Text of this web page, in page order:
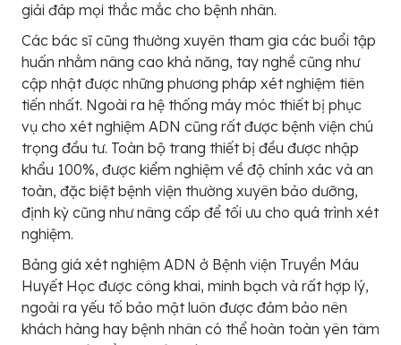
giải đáp mọi thắc mắc cho bệnh nhân.
Các bác sĩ cũng thường xuyên tham gia các buổi tập
huấn nhằm nâng cao khả năng, tay nghề cũng như
cập nhật được những phương pháp xét nghiệm tiên
tiến nhất. Ngoài ra hệ thống máy móc thiết bị phục
vụ cho xét nghiệm ADN cũng rất được bệnh viện chú
trọng đầu tư. Toàn bộ trang thiết bị đều được nhập
khẩu 100%, được kiểm nghiệm về độ chính xác và an
toàn, đặc biệt bệnh viện thường xuyên bảo dưỡng,
định kỳ cũng như nâng cấp để tối ưu cho quá trình xét
nghiệm.
Bảng giá xét nghiệm ADN ở Bệnh viện Truyền Máu
Huyết Học được công khai, minh bạch và rất hợp lý,
ngoài ra yếu tố bảo mật luôn được đảm bảo nên
khách hàng hay bệnh nhân có thể hoàn toàn yên tâm